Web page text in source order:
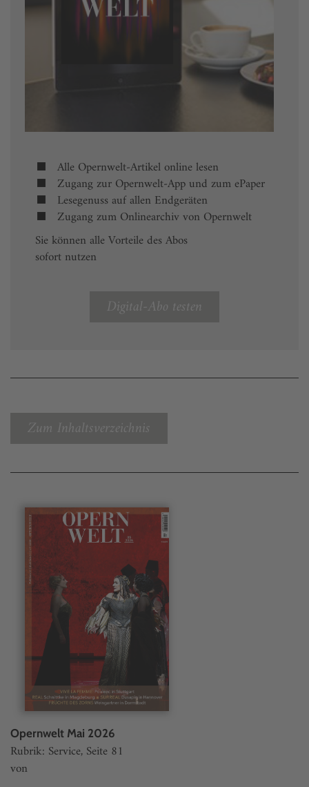
Alle Opernwelt-Artikel online lesen
Zugang zur Opernwelt-App und zum ePaper
Lesegenuss auf allen Endgeräten
Zugang zum Onlinearchiv von Opernwelt
Sie können alle Vorteile des Abos
sofort nutzen
Digital-Abo testen
Zum Inhaltsverzeichnis
Opernwelt Mai 2026
Rubrik: Service, Seite 81
von